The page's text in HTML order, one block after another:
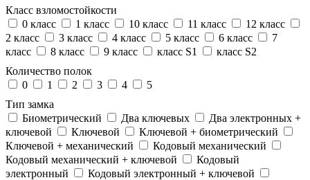
Класс взломостойкости
0 класс
1 класс 10 класс 11 класс
12 класс
2 класс
3 класс 4 класс 5 класс 6 класс
7
класс
8 класс 9 класс класс S1
класс S2
Количество полок
0
1 2 3 4
5
Тип замка
Биометрический
Два ключевых
Два электронныx +
ключевой
Ключевой
Ключевой + биометрический
Ключевой + механический
Кодовый механический
Кодовый механический + ключевой
Кодовый
электронный
Кодовый электронный + ключевой